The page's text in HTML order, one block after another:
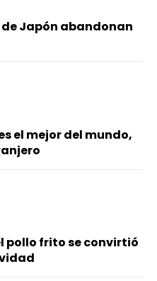
Japón abandonan
el mejor del mundo,
pollo frito se convirtió